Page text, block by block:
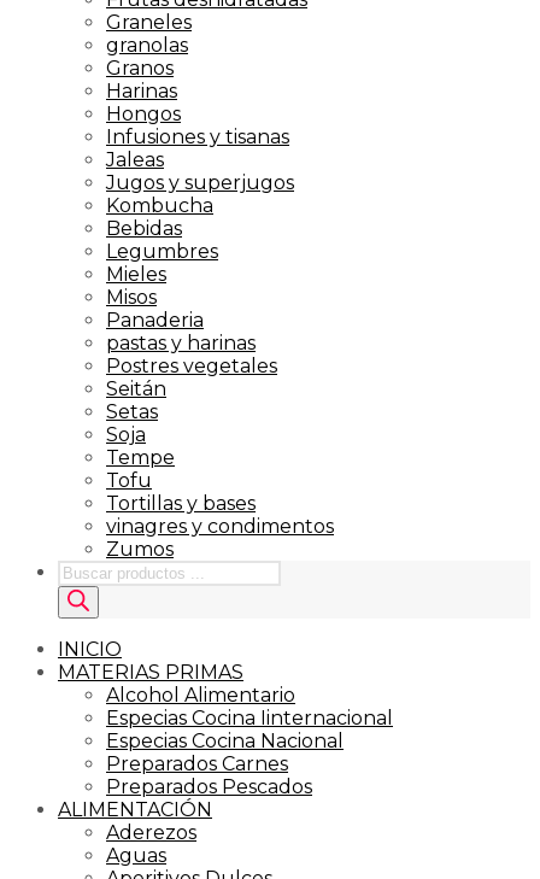
Graneles
granolas
Granos
Harinas
Hongos
Infusiones y tisanas
Jaleas
Jugos y superjugos
Kombucha
Bebidas
Legumbres
Mieles
Misos
Panaderia
pastas y harinas
Postres vegetales
Seitán
Setas
Soja
Tempe
Tofu
Tortillas y bases
vinagres y condimentos
Zumos
Búsqueda
de
productos
INICIO
MATERIAS PRIMAS
Alcohol Alimentario
Especias Cocina Iinternacional
Especias Cocina Nacional
Preparados Carnes
Preparados Pescados
ALIMENTACIÓN
Aderezos
Aguas